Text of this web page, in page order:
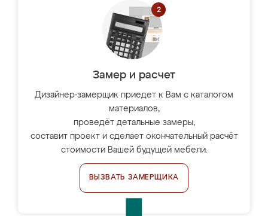
Замер и расчет
Дизайнер-замерщик приедет к Вам с каталогом
материалов,
проведёт детальные замеры,
составит проект и сделает окончательный расчёт
стоимости Вашей будущей мебели.
ВЫЗВАТЬ ЗАМЕРЩИКА